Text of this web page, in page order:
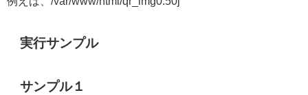
実行サンプル
サンプル１